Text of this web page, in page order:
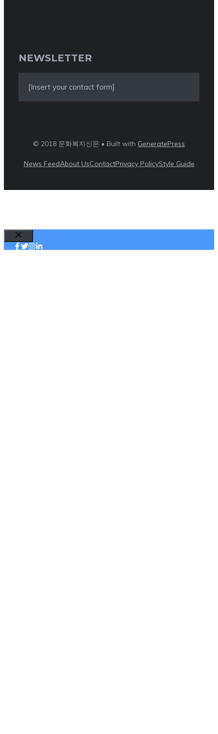
NEWSLETTER
[Insert your contact form]
© 2018 문화복지신문 • Built with GeneratePress
News FeedAbout UsContactPrivacy PolicyStyle Guide
Close